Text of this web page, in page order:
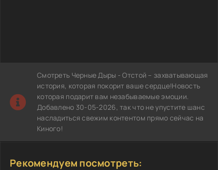
Смотреть Черные Дыры - Отстой – захватывающая
история, которая покорит ваше сердце!Новость
которая подарит вам незабываемые эмоции.
Добавлено 30-05-2026, так что не упустите шанс
насладиться свежим контентом прямо сейчас на
Киного!
Рекомендуем посмотреть: